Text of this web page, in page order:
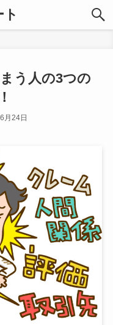
う人の3つの
月24日